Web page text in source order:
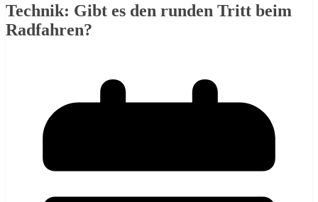
Technik: Gibt es den runden Tritt beim
Radfahren?